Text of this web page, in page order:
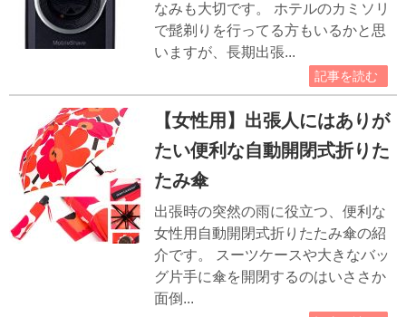
なみも大切です。 ホテルのカミソリ
で髭剃りを行ってる方もいるかと思
いますが、長期出張...
記事を読む
【女性用】出張人にはありが
たい便利な自動開閉式折りた
たみ傘
出張時の突然の雨に役立つ、便利な
女性用自動開閉式折りたたみ傘の紹
介です。 スーツケースや大きなバッ
グ片手に傘を開閉するのはいささか
面倒...